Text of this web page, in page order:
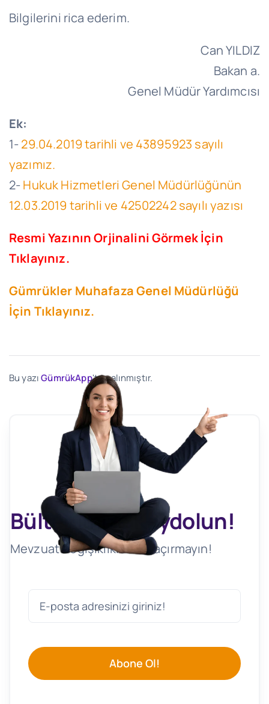
Bilgilerini rica ederim.
Can YILDIZ
Bakan a.
Genel Müdür Yardımcısı
Ek:
1-29.04.2019 tarihli ve 43895923 sayılı
yazımız.
2-Hukuk Hizmetleri Genel Müdürlüğünün
12.03.2019 tarihli ve 42502242 sayılı yazısı
Resmi Yazının Orjinalini Görmek İçin
Tıklayınız.
Gümrükler Muhafaza Genel Müdürlüğü
İçin Tıklayınız.
Bu yazıGümrükApp'ten alınmıştır.
Bültenimize Kaydolun!
Mevzuat Değişikliklerini Kaçırmayın!
Abone Ol!